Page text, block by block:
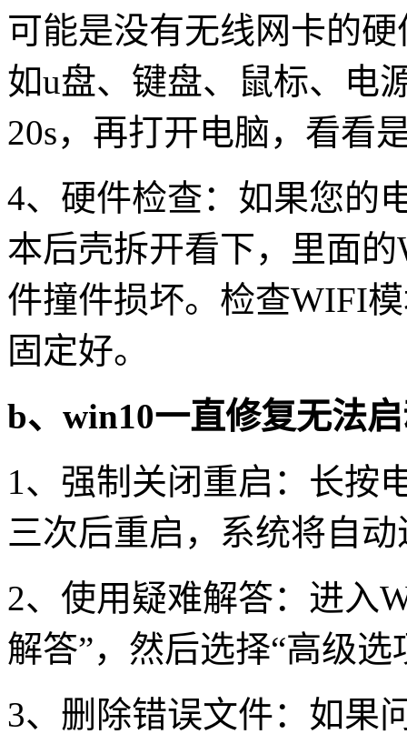
可能是没有无线网卡的
如u盘、键盘、鼠标、电
20s，再打开电脑，看看
4、硬件检查：如果您的
本后壳拆开看下，里面的
件撞件损坏。检查WIFI
固定好。
b、 win10一直修复无法
1、强制关闭重启：长按
三次后重启，系统将自
2、使用疑难解答：进入
解答”，然后选择“高级
3、删除错误文件：如果